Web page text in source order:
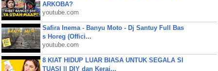
ARKOBA?
youtube.com
Safira Inema - Banyu Moto - Dj Santuy Full Bas
s Horeg (Offici...
youtube.com
8 KIAT HIDUP LUAR BIASA UNTUK SEGALA SI
TUASI || DIY dan Keraj...